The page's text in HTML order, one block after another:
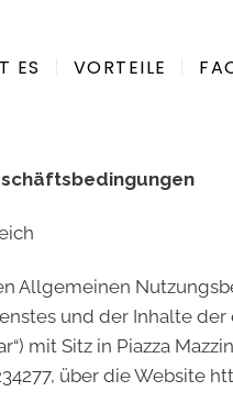
ES VORTEILE
Allgemeinen
und der Inhalte der
mit Sitz in Piazza
über die Website